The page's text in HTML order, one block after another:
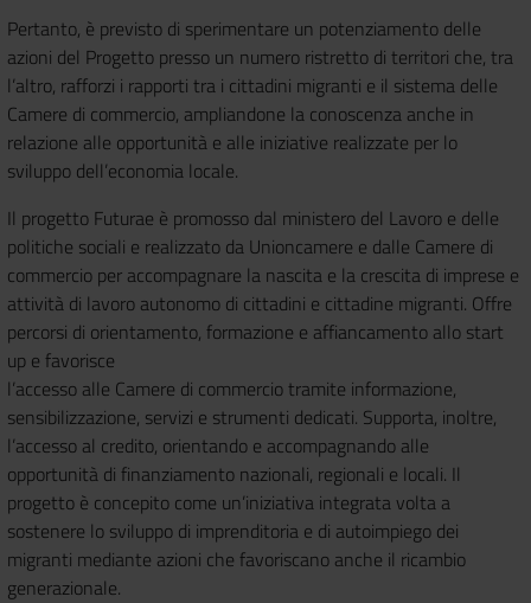
Pertanto, è previsto di sperimentare un potenziamento delle
azioni del Progetto presso un numero ristretto di territori che, tra
l’altro, rafforzi i rapporti tra i cittadini migranti e il sistema delle
Camere di commercio, ampliandone la conoscenza anche in
relazione alle opportunità e alle iniziative realizzate per lo
sviluppo dell’economia locale.
Il progetto Futurae è promosso dal ministero del Lavoro e delle
politiche sociali e realizzato da Unioncamere e dalle Camere di
commercio per accompagnare la nascita e la crescita di imprese e
attività di lavoro autonomo di cittadini e cittadine migranti. Offre
percorsi di orientamento, formazione e affiancamento allo start
up e favorisce
l’accesso alle Camere di commercio tramite informazione,
sensibilizzazione, servizi e strumenti dedicati. Supporta, inoltre,
l’accesso al credito, orientando e accompagnando alle
opportunità di finanziamento nazionali, regionali e locali. Il
progetto è concepito come un’iniziativa integrata volta a
sostenere lo sviluppo di imprenditoria e di autoimpiego dei
migranti mediante azioni che favoriscano anche il ricambio
generazionale.